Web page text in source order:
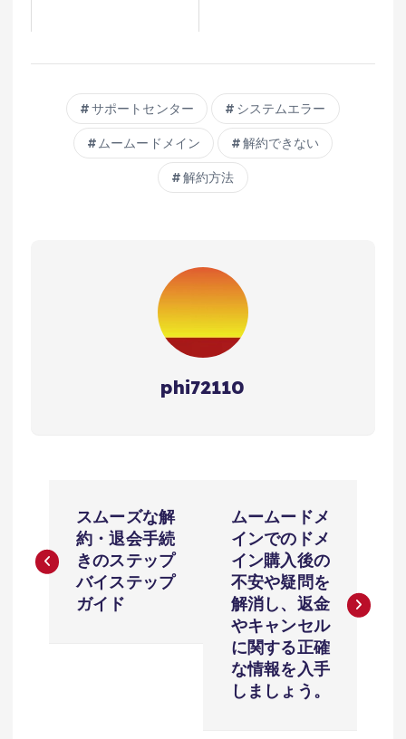
サポートセンター システムエラー
ムームードメイン 解約できない
解約方法
phi72110
稿
ナ
スムーズな解
約・退会手続
きのステップ
バイステップ
ガイド
ムームードメ
インでのドメ
イン購入後の
不安や疑問を
解消し、返金
やキャンセル
に関する正確
な情報を入手
しましょう。